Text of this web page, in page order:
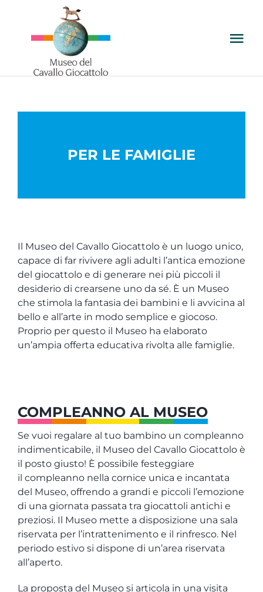
contenuto
VIENI A TROVARCI
IL MUSEO
LE COLLEZIONI
EVENTI
ITALIANO
PER LE FAMIGLIE
Il Museo del Cavallo Giocattolo è un luogo unico,
capace di far rivivere agli adulti l’antica emozione
del giocattolo e di generare nei più piccoli il
desiderio di crearsene uno da sé. È un Museo
che stimola la fantasia dei bambini e li avvicina al
bello e all’arte in modo semplice e giocoso.
Proprio per questo il Museo ha elaborato
un’ampia offerta educativa rivolta alle famiglie.
COMPLEANNO AL MUSEO
Se vuoi regalare al tuo bambino un compleanno
indimenticabile, il Museo del Cavallo Giocattolo è
il posto giusto! È possibile festeggiare
il compleanno nella cornice unica e incantata
del Museo, offrendo a grandi e piccoli l’emozione
di una giornata passata tra giocattoli antichi e
preziosi. Il Museo mette a disposizione una sala
riservata per l’intrattenimento e il rinfresco. Nel
periodo estivo si dispone di un’area riservata
all’aperto.
La proposta del Museo si articola in una visita